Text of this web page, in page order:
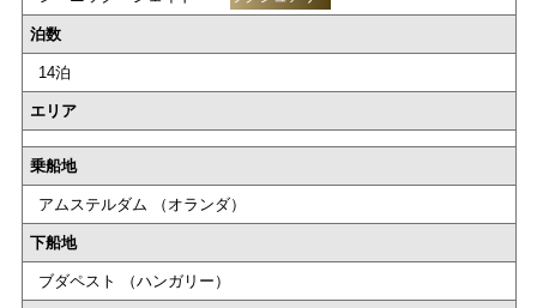
泊数
14泊
エリア
乗船地
アムステルダム （オランダ）
下船地
ブダペスト （ハンガリー）